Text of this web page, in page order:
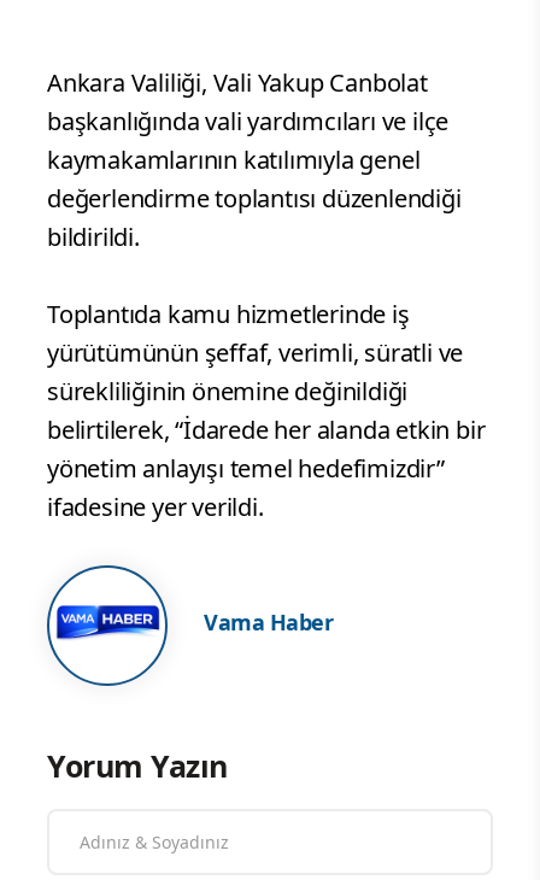
Ankara Valiliği, Vali Yakup Canbolat
başkanlığında vali yardımcıları ve ilçe
kaymakamlarının katılımıyla genel
değerlendirme toplantısı düzenlendiği
bildirildi.
Toplantıda kamu hizmetlerinde iş
yürütümünün şeffaf, verimli, süratli ve
sürekliliğinin önemine değinildiği
belirtilerek, “İdarede her alanda etkin bir
yönetim anlayışı temel hedefimizdir”
ifadesine yer verildi.
Vama Haber
Yorum Yazın